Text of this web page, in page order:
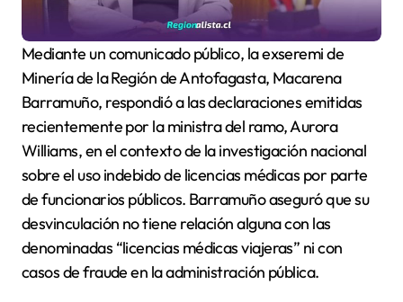
Mediante un comunicado público, la exseremi de
Minería de la Región de Antofagasta, Macarena
Barramuño, respondió a las declaraciones emitidas
recientemente por la ministra del ramo, Aurora
Williams, en el contexto de la investigación nacional
sobre el uso indebido de licencias médicas por parte
de funcionarios públicos. Barramuño aseguró que su
desvinculación no tiene relación alguna con las
denominadas “licencias médicas viajeras” ni con
casos de fraude en la administración pública.